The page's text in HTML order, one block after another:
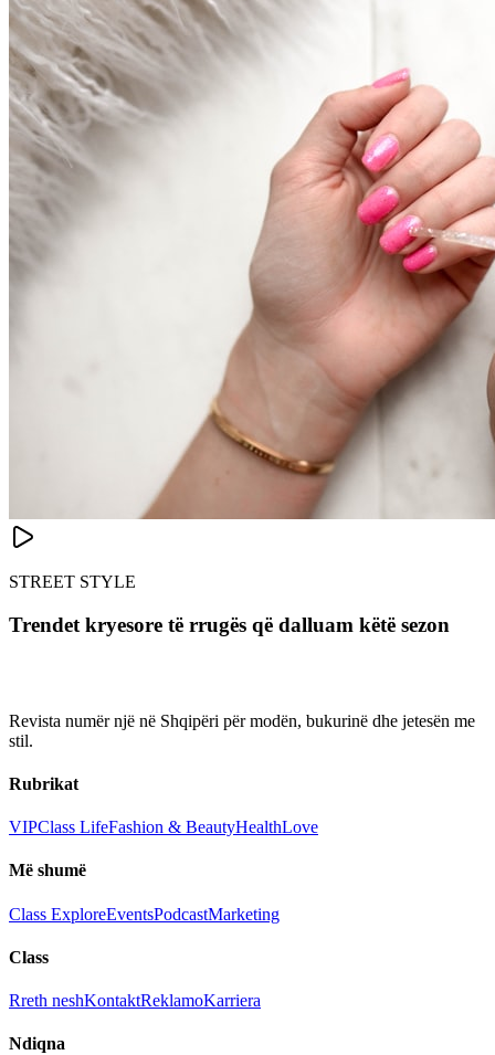
STREET STYLE
Trendet kryesore të rrugës që dalluam këtë sezon
Revista numër një në Shqipëri për modën, bukurinë dhe jetesën me
stil.
Rubrikat
VIPClass LifeFashion & BeautyHealthLove
Më shumë
Class ExploreEventsPodcastMarketing
Class
Rreth neshKontaktReklamoKarriera
Ndiqna